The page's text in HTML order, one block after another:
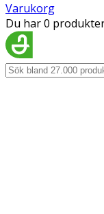
Varukorg
Du har 0